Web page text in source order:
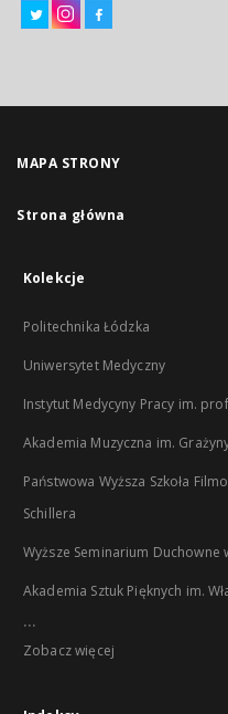
MAPA STRONY
Strona główna
Kolekcje
Politechnika Łódzka
Uniwersytet Medyczny
Instytut Medycyny Pracy im.
Akademia Muzyczna im.
Państwowa Wyższa Szkoła
Schillera
Wyższe Seminarium Duchowne
Akademia Sztuk Pięknych im.
...
Zobacz więcej